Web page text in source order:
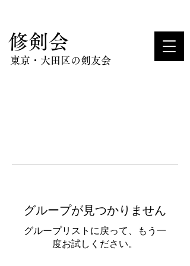
​修剣会
東京・大田区の剣友会
グループが見つかりません
グループリストに戻って、もう一
度お試しください。